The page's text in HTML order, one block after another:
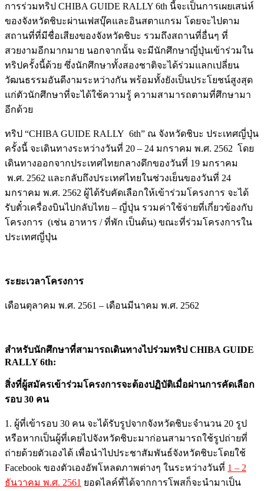
การร่วมทริป CHIBA GUIDE RALLY 6th นี้จะเป็นการเผยเสน่ห์
ของจังหวัดชิบะผ่านเฟสบุ๊คและอินสตาแกรม โดยจะไปตาม
สถานที่ที่มีชื่อเสียงของจังหวัดชิบะ รวมถึงสถานที่อื่นๆ ที่
สวยงามอีกมากมาย นอกจากนั้น จะมีนักศึกษาญี่ปุ่นเข้าร่วมใน
ทริปครั้งนี้ด้วย ซึ่งนักศึกษาทั้งสองชาติจะได้ร่วมแลกเปลี่ยน
วัฒนธรรมอันดีงามระหว่างกัน พร้อมทั้งยังเป็นประโยชน์สูงสุด
แก่ตัวนักศึกษาที่จะได้ใช้ความรู้ ความสามารถตามที่ศึกษามา
อีกด้วย
ทริป “CHIBA GUIDE RALLY 6th” ณ จังหวัดชิบะ ประเทศญี่ปุ่น
ครั้งนี้ จะเดินทางระหว่างวันที่ 20 – 24 มกราคม พ.ศ. 2562 โดย
เดินทางออกจากประเทศไทยกลางดึกของวันที่ 19 มกราคม
พ.ศ. 2562 และกลับถึงประเทศไทยในช่วงเย็นของวันที่ 24
มกราคม พ.ศ. 2562 ผู้ได้รับคัดเลือกให้เข้าร่วมโครงการ จะได้
รับตั๋วเครื่องบินไปกลับไทย – ญี่ปุ่น รวมค่าใช้จ่ายที่เกี่ยวข้องกับ
โครงการ (เช่น อาหาร / ที่พัก เป็นต้น) ขณะที่ร่วมโครงการใน
ประเทศญี่ปุ่น
ระยะเวลาโครงการ
เดือนตุลาคม พ.ศ. 2561 – เดือนมีนาคม พ.ศ. 2562
สำหรับนักศึกษาที่สามารถเดินทางไปร่วมทริป CHIBA GUIDE
RALLY 6th:
สิ่งที่ผู้สมัครเข้าร่วมโครงการจะต้องปฏิบัติเมื่อผ่านการคัดเลือก
รอบ 30 คน
1. ผู้ที่เข้ารอบ 30 คน จะได้รับรูปจากจังหวัดชิบะจำนวน 20 รูป
หรือหากเป็นผู้ที่เคยไปจังหวัดชิบะมาก่อนสามารถใช้รูปถ่ายที่
ถ่ายด้วยตัวเองได้ เพื่อนำไปประชาสัมพันธ์จังหวัดชิบะโดยใช้
Facebook ของตัวเองอัพโหลดภาพต่างๆ ในระหว่างวันที่ 1 – 2
ธันวาคม พ.ศ. 2561 ยอดไลค์ที่ได้จากการโพสก็จะนำมาเป็น